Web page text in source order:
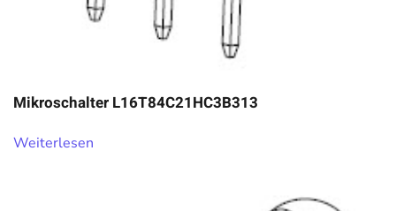
Mikroschalter L16T84C21HC3B313
Weiterlesen